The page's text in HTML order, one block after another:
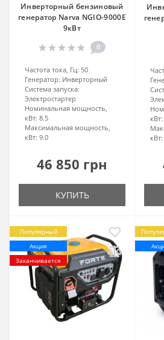
Инверторный бензиновый
генератор Narva NGIO-9000E
9кВт
0
Частота тока, Гц: 50
Генератор: Инверторный
Система запуска:
Электростартер
Номинальная мощность,
кВт: 8.5
Максимальная мощность,
кВт: 9.0
46 850 грн
КУПИТЬ
кВт:
кВт:
Популярный
Акция
Заканчивается